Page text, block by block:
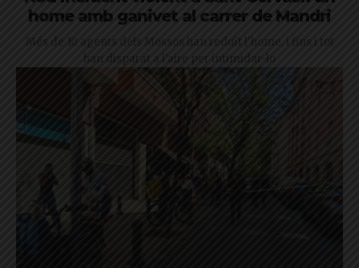
home amb ganivet al carrer de Mandri
Més de 10 agents dels Mossos han reduït l'home, i fins i tot
han disparat a l'aire per intimidar-lo